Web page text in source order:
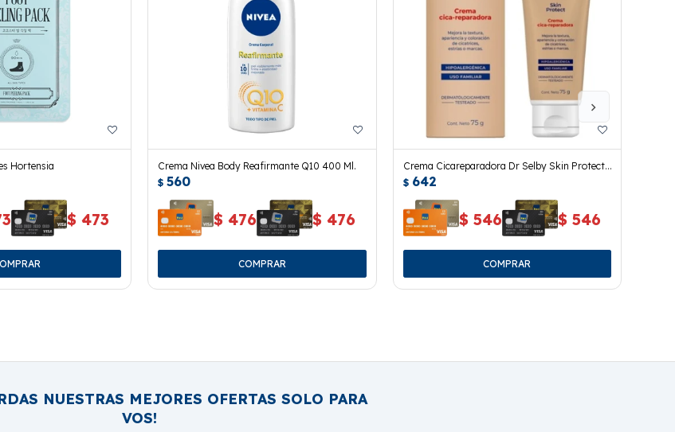
Hortensia
$ 473
Crema Nivea Body Reafirmante Q10 400 Ml.
$ 560
$ 476 $ 476
Crema Cicareparadora Dr Selby Skin Protect
75 Grs.
$ 642
$ 546 $ 546
NUESTRAS MEJORES OFERTAS SOLO PARA
VOS!